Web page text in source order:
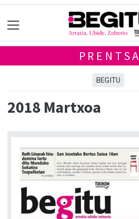
PRENTSA
BEGITU
2018 Martxoa